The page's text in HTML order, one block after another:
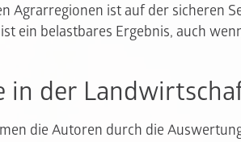
Agrarregionen ist auf der sicheren
ein belastbares Ergebnis, auch
in der
die Autoren durch die